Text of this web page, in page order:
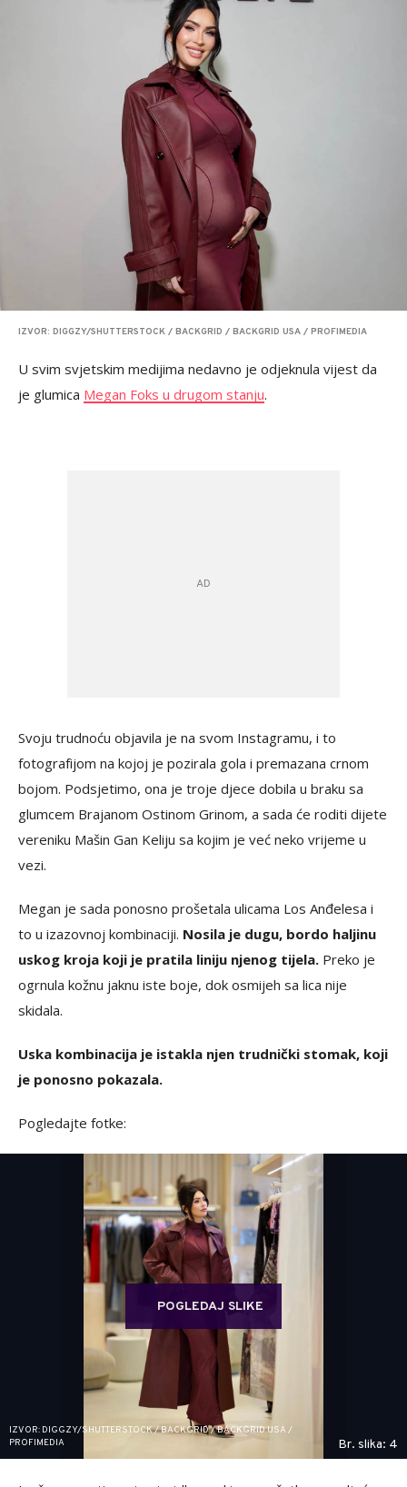
IZVOR: DIGGZY/SHUTTERSTOCK / BACKGRID / BACKGRID USA / PROFIMEDIA
U svim svjetskim medijima nedavno je odjeknula vijest da
je glumica Megan Foks u drugom stanju.
Svoju trudnoću objavila je na svom Instagramu, i to
fotografijom na kojoj je pozirala gola i premazana crnom
bojom. Podsjetimo, ona je troje djece dobila u braku sa
glumcem Brajanom Ostinom Grinom, a sada će roditi dijete
vereniku Mašin Gan Keliju sa kojim je već neko vrijeme u
vezi.
Megan je sada ponosno prošetala ulicama Los Anđelesa i
to u izazovnoj kombinaciji. Nosila je dugu, bordo haljinu
uskog kroja koji je pratila liniju njenog tijela. Preko je
ogrnula kožnu jaknu iste boje, dok osmijeh sa lica nije
skidala.
Uska kombinacija je istakla njen trudnički stomak, koji
je ponosno pokazala.
Pogledajte fotke:
POGLEDAJ SLIKE
IZVOR: DIGGZY/SHUTTERSTOCK / BACKGRID / BACKGRID USA /
PROFIMEDIA
Br. slika: 4